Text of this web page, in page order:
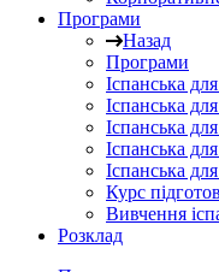
Програми
Назад
Програми
Іспанська
Іспанська
Іспанська для
Іспанська
Іспанська
Курс
Вивчення
Розклад